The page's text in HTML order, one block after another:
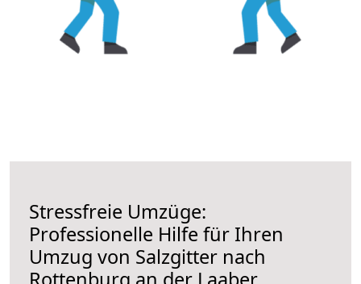
Stressfreie Umzüge:
Professionelle Hilfe für Ihren
Umzug von Salzgitter nach